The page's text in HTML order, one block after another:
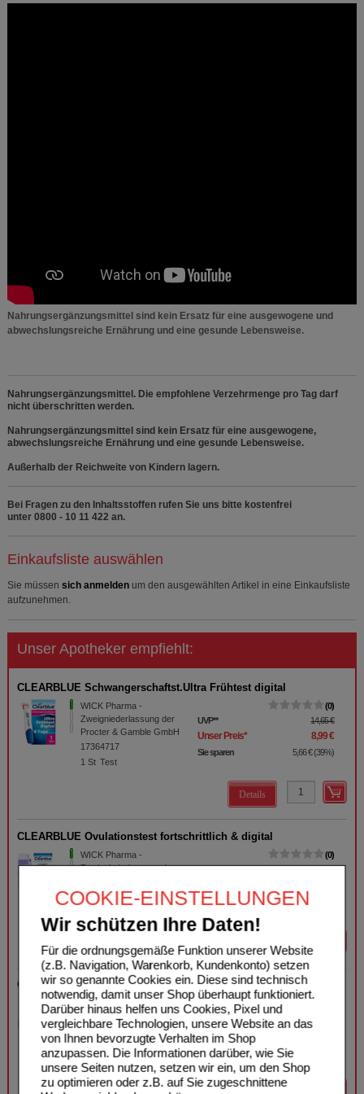
COOKIE-EINSTELLUNGEN
Wir schützen Ihre Daten!
Für die ordnungsgemäße Funktion unserer Website
(z.B. Navigation, Warenkorb, Kundenkonto) setzen
wir so genannte Cookies ein. Diese sind technisch
notwendig, damit unser Shop überhaupt funktioniert.
Darüber hinaus helfen uns Cookies, Pixel und
vergleichbare Technologien, unsere Website an das
von Ihnen bevorzugte Verhalten im Shop
anzupassen. Die Informationen darüber, wie Sie
unsere Seiten nutzen, setzen wir ein, um den Shop
zu optimieren oder z.B. auf Sie zugeschnittene
Nahrungsergänzungsmittel sind kein Ersatz für eine ausgewogene und
abwechslungsreiche Ernährung und eine gesunde Lebensweise.
Nahrungsergänzungsmittel. Die empfohlene Verzehrmenge pro Tag darf
nicht überschritten werden.
Nahrungsergänzungsmittel sind kein Ersatz für eine ausgewogene,
abwechslungsreiche Ernährung und eine gesunde Lebensweise.
Außerhalb der Reichweite von Kindern lagern.
Bei Fragen zu den Inhaltsstoffen rufen Sie uns bitte kostenfrei
unter 0800 - 10 11 422 an.
Einkaufsliste auswählen
Sie müssen sich anmelden um den ausgewählten Artikel in eine Einkaufsliste
aufzunehmen.
Unser Apotheker empfiehlt:
CLEARBLUE Schwangerschaftst.Ultra Frühtest digital
WICK Pharma -
Zweigniederlassung der
Procter & Gamble GmbH
17364717
1St Test
0
UVP** 14,65 €
Unser Preis* 8,99 €
Sie sparen 5,66 €(39%)
Details
CLEARBLUE Ovulationstest fortschrittlich & digital
WICK Pharma -
Zweigniederlassung der
19902828
0
UVP** 49,99 €
Sie sparen 10,00 €
CLEARBLUE Ovulation u.Schwangerschaftstest Kombip.
WICK Pharma -
Zweigniederlassung der
Procter & Gamble GmbH
19455619
12St Kombipackung
Unser Preis* 34,95 €